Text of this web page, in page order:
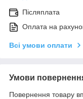
Післяплата
Оплата на
Всі умови оплати
Умови
Повернення товару